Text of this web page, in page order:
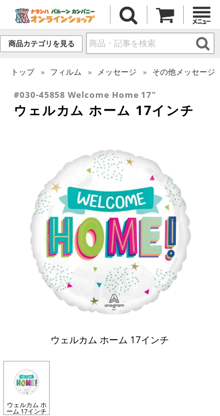
商品カテゴリを見る
トップ フィルム メッセージ その他メッセージ
#030-45858 Welcome Home 17"
ウェルカム ホーム 17インチ
ウェルカム ホーム 17インチ
ウェルカム ホ
ーム 17インチ